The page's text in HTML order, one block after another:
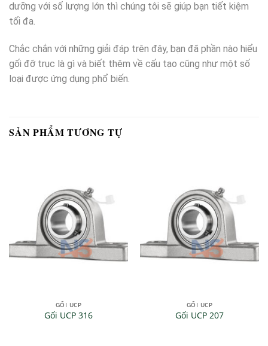
dưỡng với số lượng lớn thì chúng tôi sẽ giúp bạn tiết kiệm
tối đa.
Chắc chắn với những giải đáp trên đây, bạn đã phần nào hiểu
gối đỡ trục là gì và biết thêm về cấu tạo cũng như một số
loại được ứng dụng phổ biến.
SẢN PHẨM TƯƠNG TỰ
GỐI UCP
Gối UCP 316
GỐI UCP
Gối UCP 207